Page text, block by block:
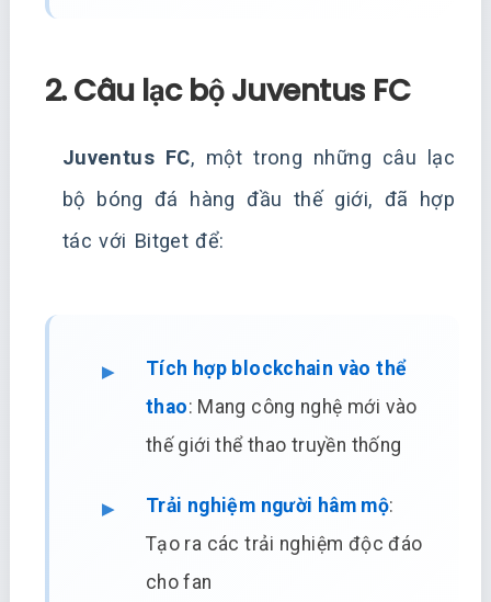
2. Câu lạc bộ Juventus FC
Juventus FC, một trong những câu lạc
bộ bóng đá hàng đầu thế giới, đã hợp
tác với Bitget để:
Tích hợp blockchain vào thể
thao: Mang công nghệ mới vào
thế giới thể thao truyền thống
Trải nghiệm người hâm mộ:
Tạo ra các trải nghiệm độc đáo
cho fan